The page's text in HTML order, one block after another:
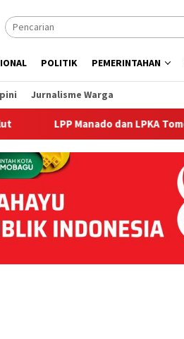
POLITIK PEMERINTAHAN
Jurnalisme Warga
LPP Manado dan LPKA Tomohon